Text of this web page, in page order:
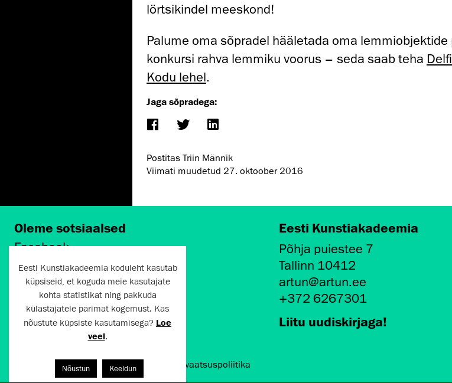
lörtsikindel meeskond!
Palume oma sõpradel hääletada oma lemmiobjektide
konkursi rahva lemmiku voorus – seda saab teha
Kodu lehel.
Jaga sõpradega:
Postitas Triin Männik
Viimati muudetud 27. oktoober 2016
Oleme sotsiaalsed
Facebook
Twitter
LinkedIn
Flickr
Vimeo
YouTube
Eesti Kunstiakadeemia
Põhja puiestee 7
Tallinn 10412
artun@artun.ee
+372 6267301
Liitu uudiskirjaga!
Artun.ee 2024 Kasutustingimused ja privaatsuspoliitika
Eesti Kunstiakadeemia koduleht kasutab
küpsiseid, et koguda meie kasutajate
kohta statistikat ning pakkuda
külastajatele parimat kogemust. Kas
nõustute küpsiste kasutamisega? Loe
veel.
Nõustun Keeldun